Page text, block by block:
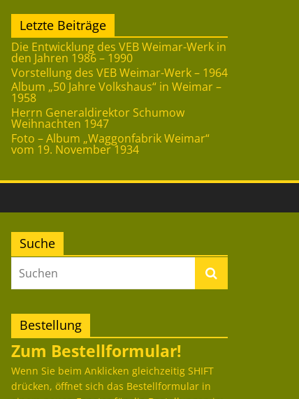
Letzte Beiträge
Die Entwicklung des VEB Weimar-Werk in
den Jahren 1986 – 1990
Vorstellung des VEB Weimar-Werk – 1964
Album „50 Jahre Volkshaus“ in Weimar –
1958
Herrn Generaldirektor Schumow
Weihnachten 1947
Foto – Album „Waggonfabrik Weimar“
vom 19. November 1934
Suche
Bestellung
Zum Bestellformular!
Wenn Sie beim Anklicken gleichzeitig SHIFT
drücken, öffnet sich das Bestellformular in